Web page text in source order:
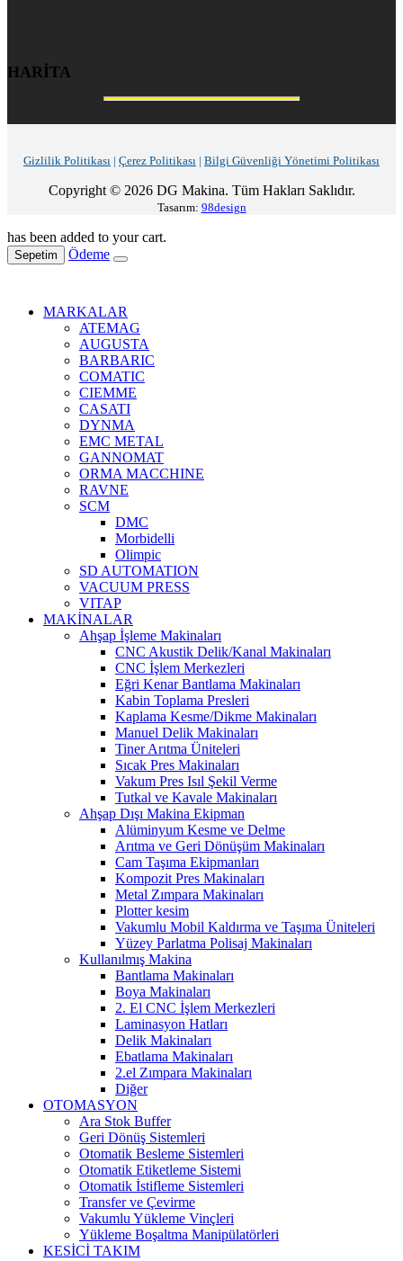
HARİTA
Gizlilik Politikası | Çerez Politikası | Bilgi Güvenliği Yönetimi Politikası
Copyright © 2026 DG Makina. Tüm Hakları Saklıdır.
Tasarım: 98design
has been added to your cart.
Sepetim Ödeme
MARKALAR
ATEMAG
AUGUSTA
BARBARIC
COMATIC
CIEMME
CASATI
DYNMA
EMC METAL
GANNOMAT
ORMA MACCHINE
RAVNE
SCM
DMC
Morbidelli
Olimpic
SD AUTOMATION
VACUUM PRESS
VITAP
MAKİNALAR
Ahşap İşleme Makinaları
CNC Akustik Delik/Kanal Makinaları
CNC İşlem Merkezleri
Eğri Kenar Bantlama Makinaları
Kabin Toplama Presleri
Kaplama Kesme/Dikme Makinaları
Manuel Delik Makinaları
Tiner Arıtma Üniteleri
Sıcak Pres Makinaları
Vakum Pres Isıl Şekil Verme
Tutkal ve Kavale Makinaları
Ahşap Dışı Makina Ekipman
Alüminyum Kesme ve Delme
Arıtma ve Geri Dönüşüm Makinaları
Cam Taşıma Ekipmanları
Kompozit Pres Makinaları
Metal Zımpara Makinaları
Plotter kesim
Vakumlu Mobil Kaldırma ve Taşıma Üniteleri
Yüzey Parlatma Polisaj Makinaları
Kullanılmış Makina
Bantlama Makinaları
Boya Makinaları
2. El CNC İşlem Merkezleri
Laminasyon Hatları
Delik Makinaları
Ebatlama Makinaları
2.el Zımpara Makinaları
Diğer
OTOMASYON
Ara Stok Buffer
Geri Dönüş Sistemleri
Otomatik Besleme Sistemleri
Otomatik Etiketleme Sistemi
Otomatik İstifleme Sistemleri
Transfer ve Çevirme
Vakumlu Yükleme Vinçleri
Yükleme Boşaltma Manipülatörleri
KESİCİ TAKIM